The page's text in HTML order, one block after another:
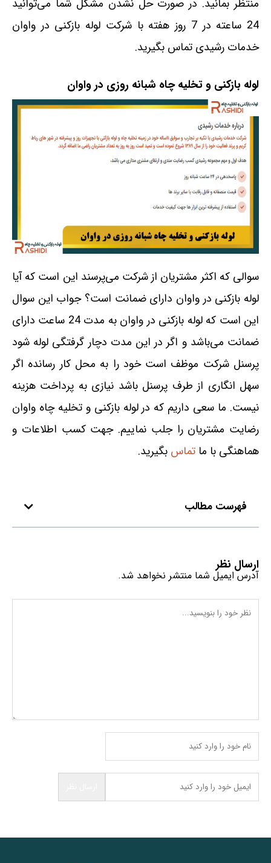
منتظر بمانید. در صورت حل نشدن مشکل شما می‌توانید
24 ساعته در 7 روز هفته با شرکت لوله بازکنی در واوان
خدمات رشیدی تماس بگیرید.
لوله بازکنی و تخلیه چاه شبانه روزی در واوان
سوالی که اکثر مشتریان از شرکت می‌پرسند این است که آیا
لوله بازکنی در واوان دارای ضمانت است؟ جواب این سوال
این است که لوله بازکنی در واوان به مدت 24 ساعت دارای
ضمانت می‌باشد و اگر در این مدت دچار گرفتگی لوله شود
پرسنل شرکت موظف است خود را به محل کار رسانده اگر
سهل انگاری از طرف پرسنل باشد نیازی به پرداخت هزینه
نیست. ما سعی داریم که در لوله بازکنی و تخلیه چاه واوان
رضایت مشتریان را جلب نماییم. جهت کسب اطلاعات و
هماهنگی با ما تماس بگیرید.
فهرست مطالب
ارسال نظر
آدرس ایمیل شما منتشر نخواهد شد.